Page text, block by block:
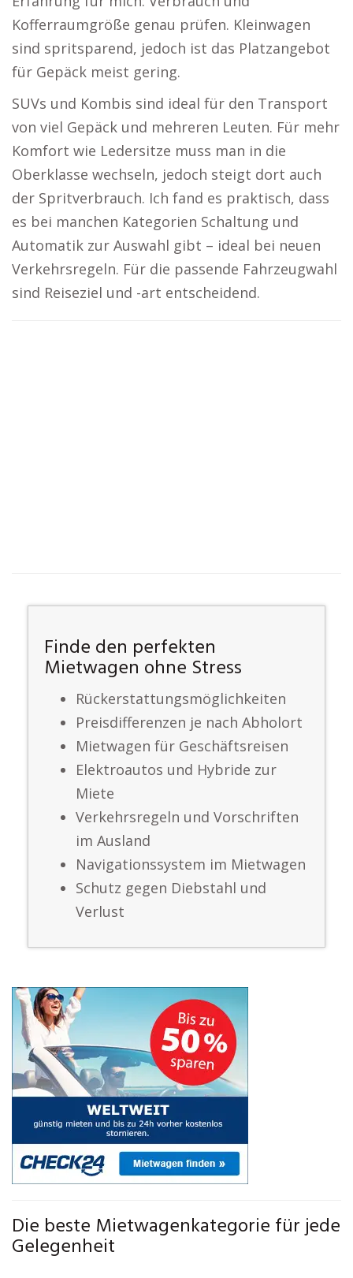
Kofferraumgröße genau prüfen. Kleinwagen
sind spritsparend, jedoch ist das Platzangebot
für Gepäck meist gering.
SUVs und Kombis sind ideal für den Transport
von viel Gepäck und mehreren Leuten. Für mehr
Komfort wie Ledersitze muss man in die
Oberklasse wechseln, jedoch steigt dort auch
der Spritverbrauch. Ich fand es praktisch, dass
es bei manchen Kategorien Schaltung und
Automatik zur Auswahl gibt – ideal bei neuen
Verkehrsregeln. Für die passende Fahrzeugwahl
sind Reiseziel und -art entscheidend.
Finde den perfekten
Mietwagen ohne Stress
Rückerstattungsmöglichkeiten
Preisdifferenzen je nach Abholort
Mietwagen für Geschäftsreisen
Elektroautos und Hybride zur
Miete
Verkehrsregeln und Vorschriften
im Ausland
Navigationssystem im Mietwagen
Schutz gegen Diebstahl und
Verlust
Die beste Mietwagenkategorie für jede
Gelegenheit